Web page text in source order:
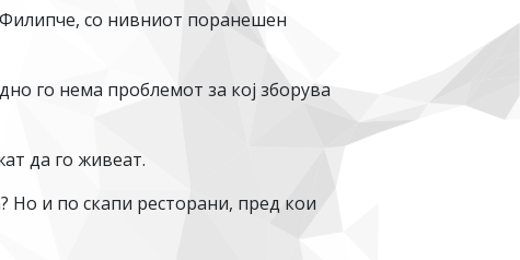
со нивниот поранешен
го нема проблемот за кој зборува
да го живеат.
Но и по скапи ресторани, пред кои